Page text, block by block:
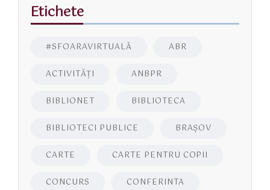
Etichete
#SFOARAVIRTUALĂ ABR
ACTIVITĂŢI ANBPR
BIBLIONET BIBLIOTECA
BIBLIOTECI PUBLICE BRAŞOV
CARTE CARTE PENTRU COPII
CONCURS CONFERINTA